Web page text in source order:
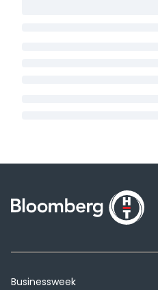
Businessweek